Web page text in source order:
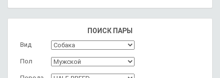
ПОИСК ПАРЫ
Вид
Пол